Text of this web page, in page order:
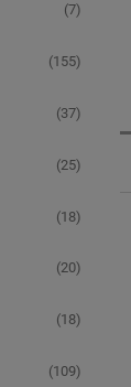
(7)
(155)
(37)
(25)
(18)
(20)
(18)
(109)